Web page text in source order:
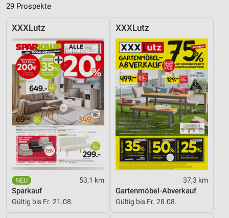
29 Prospekte
XXXLutz
53,1 km
Sparkauf
Gültig bis Fr. 21.08.
XXXLutz
37,3 km
Gartenmöbel-Abverkauf
Gültig bis Fr. 28.08.